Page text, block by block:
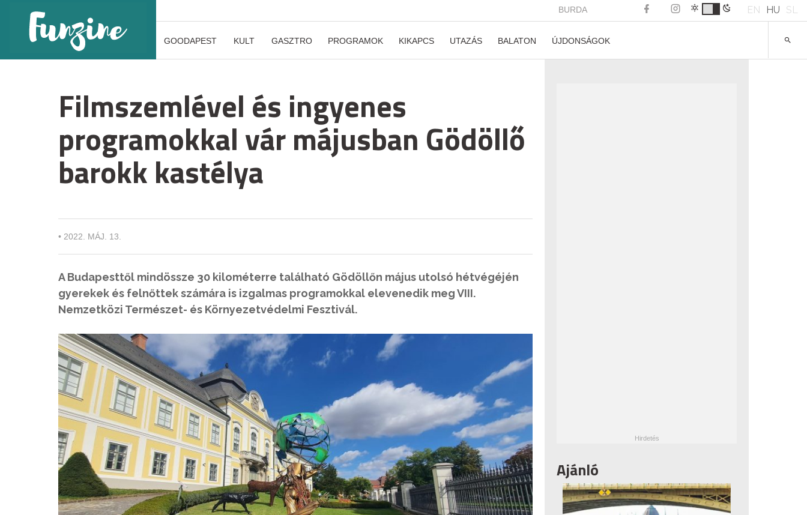
BURDA EN HU SL
GOODAPEST KULT GASZTRO PROGRAMOK KIKAPCS UTAZÁS BALATON ÚJDONSÁGOK
Filmszemlével és ingyenes
programokkal vár májusban Gödöllő
barokk kastélya
• 2022. MÁJ. 13.
A Budapesttől mindössze 30 kilométerre található Gödöllőn május utolsó hétvégéjén
gyerekek és felnőttek számára is izgalmas programokkal elevenedik meg VIII.
Nemzetközi Természet- és Környezetvédelmi Fesztivál.
Ajánló